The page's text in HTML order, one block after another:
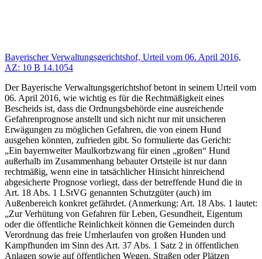
Bayerischer Verwaltungsgerichtshof, Urteil vom 06. April 2016,
AZ: 10 B 14.1054
Der Bayerische Verwaltungsgerichtshof betont in seinem Urteil vom
06. April 2016, wie wichtig es für die Rechtmäßigkeit eines
Bescheids ist, dass die Ordnungsbehörde eine ausreichende
Gefahrenprognose anstellt und sich nicht nur mit unsicheren
Erwägungen zu möglichen Gefahren, die von einem Hund
ausgehen könnten, zufrieden gibt. So formulierte das Gericht:
„Ein bayernweiter Maulkorbzwang für einen „großen“ Hund
außerhalb im Zusammenhang bebauter Ortsteile ist nur dann
rechtmäßig, wenn eine in tatsächlicher Hinsicht hinreichend
abgesicherte Prognose vorliegt, dass der betreffende Hund die in
Art. 18 Abs. 1 LStVG genannten Schutzgüter (auch) im
Außenbereich konkret gefährdet. (Anmerkung: Art. 18 Abs. 1 lautet:
„Zur Verhütung von Gefahren für Leben, Gesundheit, Eigentum
oder die öffentliche Reinlichkeit können die Gemeinden durch
Verordnung das freie Umherlaufen von großen Hunden und
Kampfhunden im Sinn des Art. 37 Abs. 1 Satz 2 in öffentlichen
Anlagen sowie auf öffentlichen Wegen, Straßen oder Plätzen